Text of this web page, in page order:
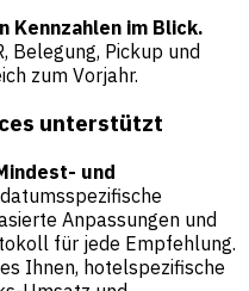
Kennzahlen im Blick.
Belegung, Pickup und
zum Vorjahr.
unterstützt
und
Anpassungen und
für jede Empfehlung.
Ihnen, hotelspezifische